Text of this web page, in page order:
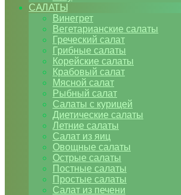
САЛАТЫ
Винегрет
Вегетарианские салаты
Греческий салат
Грибные салаты
Корейские салаты
Крабовый салат
Мясной салат
Рыбный салат
Салаты с курицей
Диетические салаты
Летние салаты
Салат из яиц
Овощные салаты
Острые салаты
Постные салаты
Простые салаты
Салат из печени